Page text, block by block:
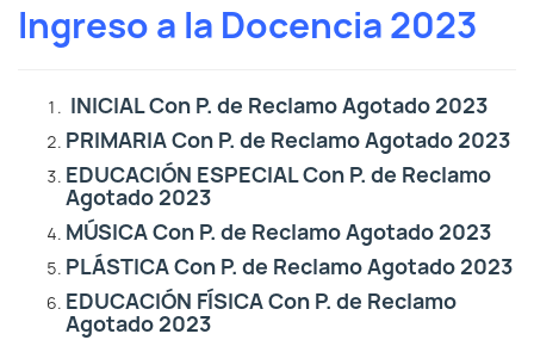
Ingreso a la Docencia 2023
INICIAL Con P. de Reclamo Agotado 2023
PRIMARIA Con P. de Reclamo Agotado 2023
EDUCACIÓN ESPECIAL Con P. de Reclamo
Agotado 2023
MÚSICA Con P. de Reclamo Agotado 2023
PLÁSTICA Con P. de Reclamo Agotado 2023
EDUCACIÓN FÍSICA Con P. de Reclamo
Agotado 2023